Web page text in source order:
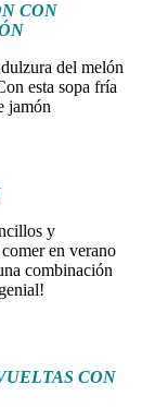
CON
del melón
esta sopa fría
jamón
y
en verano
combinación
CON